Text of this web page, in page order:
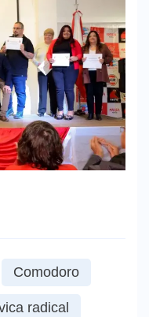
Comodoro
radical